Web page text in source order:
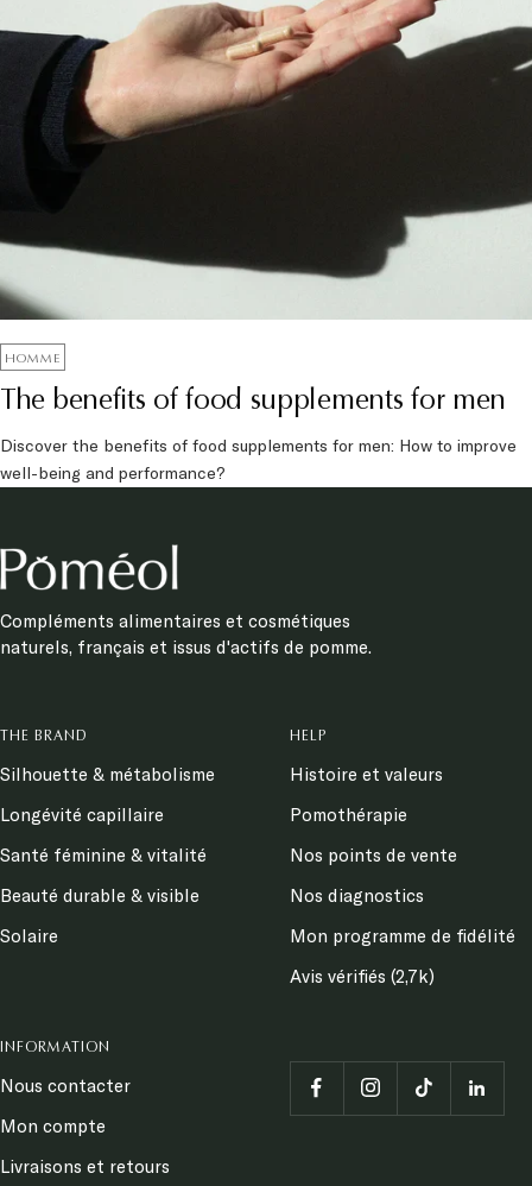
HOMME
The benefits of food supplements for men
Discover the benefits of food supplements for men: How to improve
well-being and performance?
Compléments alimentaires et cosmétiques
naturels, français et issus d'actifs de pomme.
THE BRAND
Silhouette & métabolisme
Longévité capillaire
Santé féminine & vitalité
Beauté durable & visible
Solaire
HELP
Histoire et valeurs
Pomothérapie
Nos points de vente
Nos diagnostics
Mon programme de fidélité
Avis vérifiés (2,7k)
INFORMATION
Nous contacter
Mon compte
Livraisons et retours